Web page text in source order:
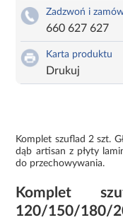
Zadzwoń i
660 627 627
Karta produktu
Drukuj
Komplet szuflad 2 szt.
dąb artisan z płyty
do przechowywania.
Komplet
120/150/180/